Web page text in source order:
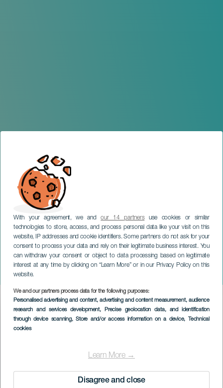
With your agreement, we andour 14 partnersuse cookies or similar
technologies to store, access, and process personal data like your visit on this
website, IP addresses and cookie identifiers. Some partners do not ask for your
consent to process your data and rely on their legitimate business interest. You
can withdraw your consent or object to data processing based on legitimate
interest at any time by clicking on “Learn More” or in our Privacy Policy on this
website.
We and our partners process data for the following purposes:
Personalised advertising and content, advertising and content measurement, audience
research and services development, Precise geolocation data, and identification
through device scanning, Store and/or access information on a device, Technical
cookies
Learn More →
Disagree and close
Internationale bijeenkomst
van versadores
GRAN CANARIA
Imagen
Listado